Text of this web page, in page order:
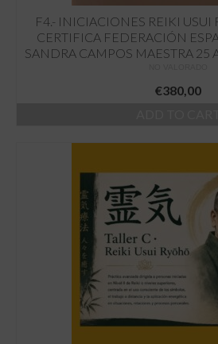
F4.- INICIACIONES REIKI USUI
CERTIFICA FEDERACIÓN
SANDRA CAMPOS MAESTRA 25
€380,00